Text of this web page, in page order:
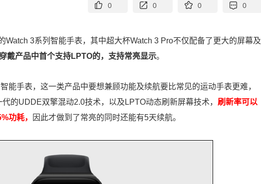
0 0 0 0
Watch 3系列智能手表，其中超大杯Watch 3 Pro不仅配备了更大的屏幕及
戴产品中首个支持LPTO的，支持常亮显示。
能手表，这一类产品中要想兼顾功能及续航要比常见的运动手表更难，
的UDDE双擎混动2.0技术，以及LPTO动态刷新屏幕技术， 刷新率可以
功耗，
因此才做到了常亮的同时还能有5天续航。